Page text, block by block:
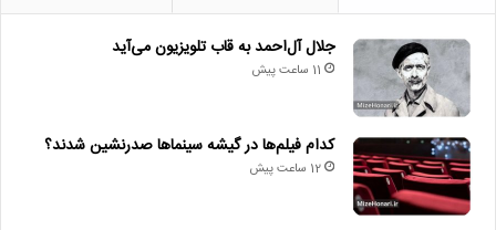
سیدمهدی موسوی
/فعال فرهنگی و هنری
لینک خبر
جلال آل‌احمد به قاب تلویزیون می‌آید
11 ساعت پیش
کدام فیلم‌ها در گیشه سینماها صدرنشین شدند؟
12 ساعت پیش